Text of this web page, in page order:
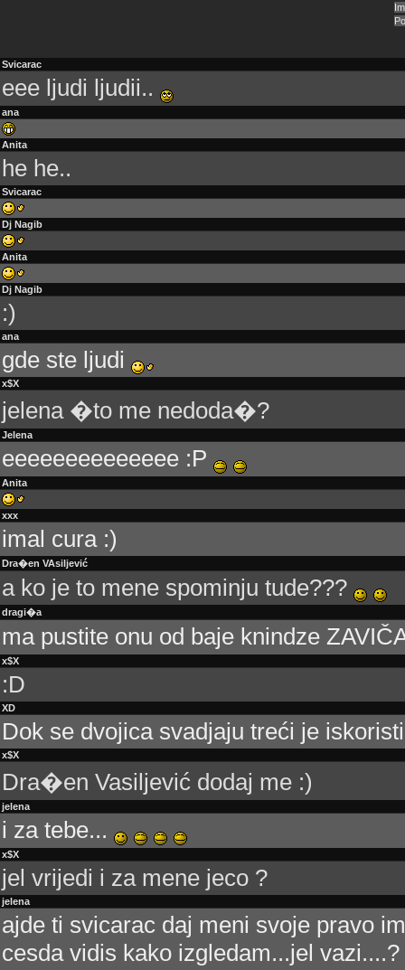
Svicarac
eee ljudi ljudii..
ana
Anita
he he..
Svicarac
Dj Nagib
Anita
Dj Nagib
:)
ana
gde ste ljudi
x$X
jelena �to me nedoda�?
Jelena
eeeeeeeeeeeeee :P
Anita
xxx
imal cura :)
Dra�en VAsiljević
a ko je to mene spominju tude???
dragi�a
ma pustite onu od baje knindze
x$X
:D
XD
Dok se dvojica svadjaju treći je
x$X
Dra�en Vasiljević dodaj me :)
jelena
i za tebe...
x$X
jel vrijedi i za mene jeco ?
jelena
ajde ti svicarac daj meni svoje pravo
cesda vidis kako izgledam...jel vazi....?